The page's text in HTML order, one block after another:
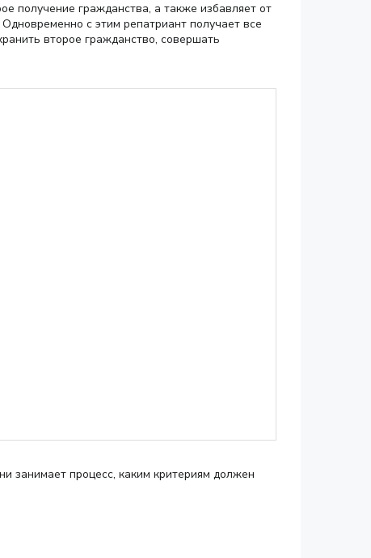
получение гражданства, а также избавляет от
с этим репатриант получает все
второе гражданство, совершать
занимает процесс, каким критериям должен